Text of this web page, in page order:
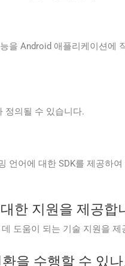
을 Android 애플리케이션에
정의될 수 있습니다.
언어에 대한 SDK를 제공하
한 지원을 제공합
도움이 되는 기술 지원을 제
을 수행할 수 있